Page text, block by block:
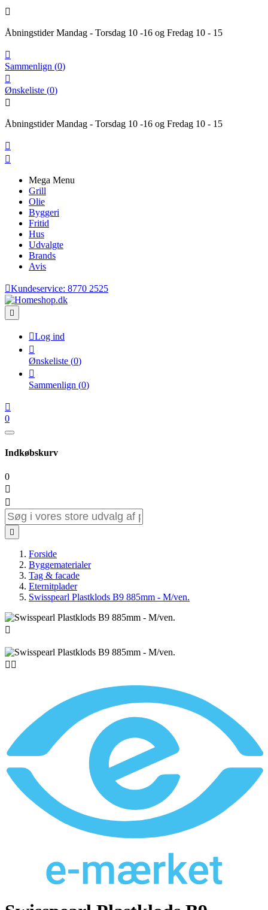

Åbningstider Mandag - Torsdag 10 -16 og Fredag 10 - 15

Sammenlign (0)

Ønskeliste (0)

Åbningstider Mandag - Torsdag 10 -16 og Fredag 10 - 15


Mega Menu
Grill
Olie
Byggeri
Fritid
Hus
Udvalgte
Brands
Avis
Kundeservice: 8770 2525

Log ind

Ønskeliste (0)

Sammenlign (0)

0
Indkøbskurv
0



Forside
Byggematerialer
Tag & facade
Eternitplader
Swisspearl Plastklods B9 885mm - M/ven.

 